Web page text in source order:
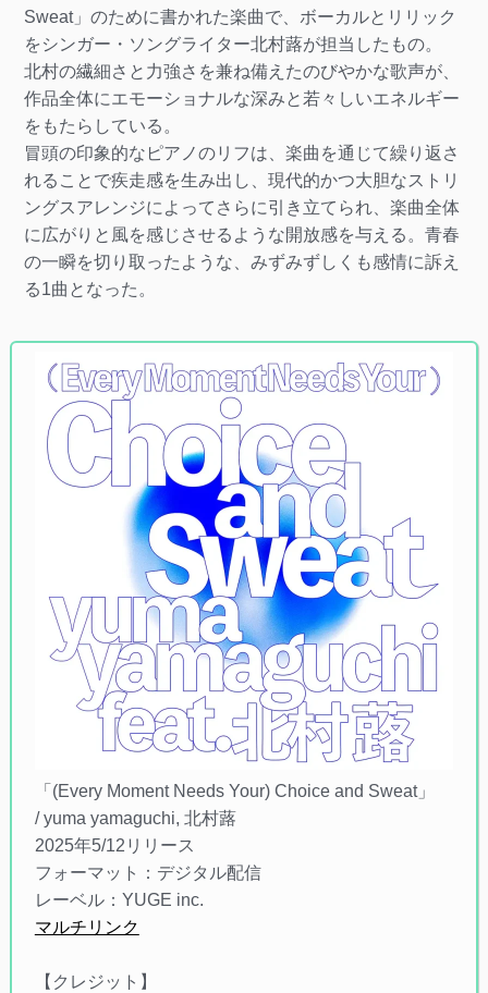
Sweat」のために書かれた楽曲で、ボーカルとリリック
をシンガー・ソングライター北村蕗が担当したもの。
北村の繊細さと力強さを兼ね備えたのびやかな歌声が、
作品全体にエモーショナルな深みと若々しいエネルギー
をもたらしている。
冒頭の印象的なピアノのリフは、楽曲を通じて繰り返さ
れることで疾走感を生み出し、現代的かつ大胆なストリ
ングスアレンジによってさらに引き立てられ、楽曲全体
に広がりと風を感じさせるような開放感を与える。青春
の一瞬を切り取ったような、みずみずしくも感情に訴え
る1曲となった。
「(Every Moment Needs Your) Choice and Sweat」
/ yuma yamaguchi, 北村蕗
2025年5/12リリース
フォーマット：デジタル配信
レーベル：YUGE inc.
マルチリンク
【クレジット】